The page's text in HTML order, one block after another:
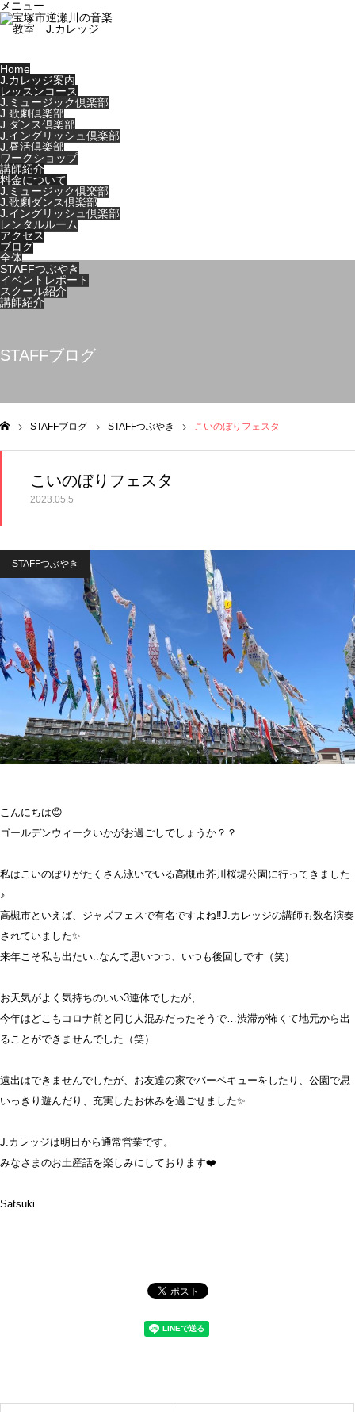
メニュー
Home
J.カレッジ案内
レッスンコース
J.ミュージック倶楽部
J.歌劇倶楽部
J.ダンス倶楽部
J.イングリッシュ倶楽部
J.昼活倶楽部
ワークショップ
講師紹介
料金について
J.ミュージック倶楽部
J.歌劇ダンス倶楽部
J.イングリッシュ倶楽部
レンタルルーム
アクセス
ブログ
全体
STAFFつぶやき
イベントレポート
スクール紹介
講師紹介
STAFFブログ
STAFFブログ STAFFつぶやき こいのぼりフェスタ
こいのぼりフェスタ
2023.05.5
STAFFつぶやき
こんにちは😊
ゴールデンウィークいかがお過ごしでしょうか？？
私はこいのぼりがたくさん泳いでいる高槻市芥川桜堤公園に行ってきました
♪
高槻市といえば、ジャズフェスで有名ですよね‼️J.カレッジの講師も数名演奏
されていました✨
来年こそ私も出たい..なんて思いつつ、いつも後回しです（笑）
お天気がよく気持ちのいい3連休でしたが、
今年はどこもコロナ前と同じ人混みだったそうで…渋滞が怖くて地元から出
ることができませんでした（笑）
遠出はできませんでしたが、お友達の家でバーベキューをしたり、公園で思
いっきり遊んだり、充実したお休みを過ごせました✨
J.カレッジは明日から通常営業です。
みなさまのお土産話を楽しみにしております❤️
Satsuki